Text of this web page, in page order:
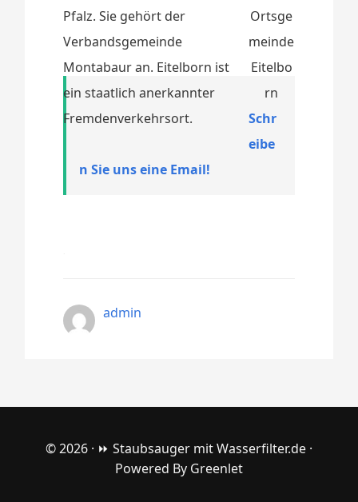
Pfalz. Sie gehört der
Verbandsgemeinde
Montabaur an. Eitelborn ist
ein staatlich anerkannter
Fremdenverkehrsort.
Schr
eibe
n Sie uns eine Email!
admin
© 2026 · ⏩ Staubsauger mit Wasserfilter.de ·
Powered By Greenlet